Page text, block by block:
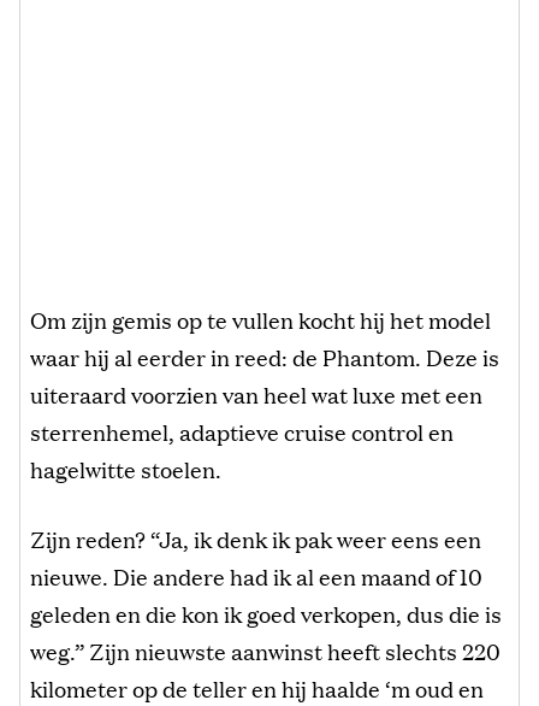
Om zijn gemis op te vullen kocht hij het model
waar hij al eerder in reed: de Phantom. Deze is
uiteraard voorzien van heel wat luxe met een
sterrenhemel, adaptieve cruise control en
hagelwitte stoelen.
Zijn reden? “Ja, ik denk ik pak weer eens een
nieuwe. Die andere had ik al een maand of 10
geleden en die kon ik goed verkopen, dus die is
weg.” Zijn nieuwste aanwinst heeft slechts 220
kilometer op de teller en hij haalde ‘m oud en